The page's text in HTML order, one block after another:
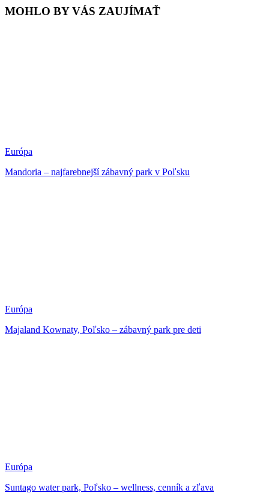
MOHLO BY VÁS ZAUJÍMAŤ
Európa
Mandoria – najfarebnejší zábavný park v Poľsku
Európa
Majaland Kownaty, Poľsko – zábavný park pre deti
Európa
Suntago water park, Poľsko – wellness, cenník a zľava